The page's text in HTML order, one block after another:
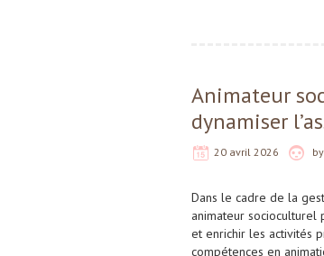
Animateur
dynamiser
20 avril 2026 by
Dans le cadre de la
animateur socioculturel
et enrichir les activités
compétences en